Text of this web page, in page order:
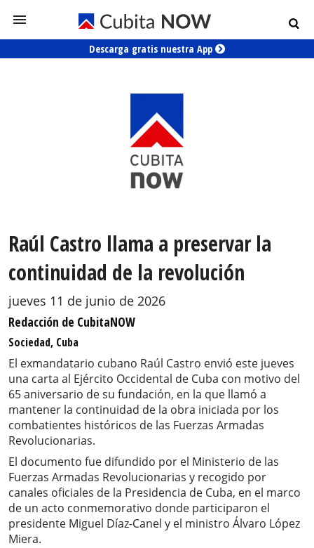
Descarga gratis nuestra App
Raúl Castro llama a preservar la
continuidad de la revolución
jueves 11 de junio de 2026
Redacción de CubitaNOW
Sociedad, Cuba
El exmandatario cubano Raúl Castro envió este jueves
una carta al Ejército Occidental de Cuba con motivo del
65 aniversario de su fundación, en la que llamó a
mantener la continuidad de la obra iniciada por los
combatientes históricos de las Fuerzas Armadas
Revolucionarias.
El documento fue difundido por el Ministerio de las
Fuerzas Armadas Revolucionarias y recogido por
canales oficiales de la Presidencia de Cuba, en el marco
de un acto conmemorativo donde participaron el
presidente Miguel Díaz-Canel y el ministro Álvaro López
Miera.